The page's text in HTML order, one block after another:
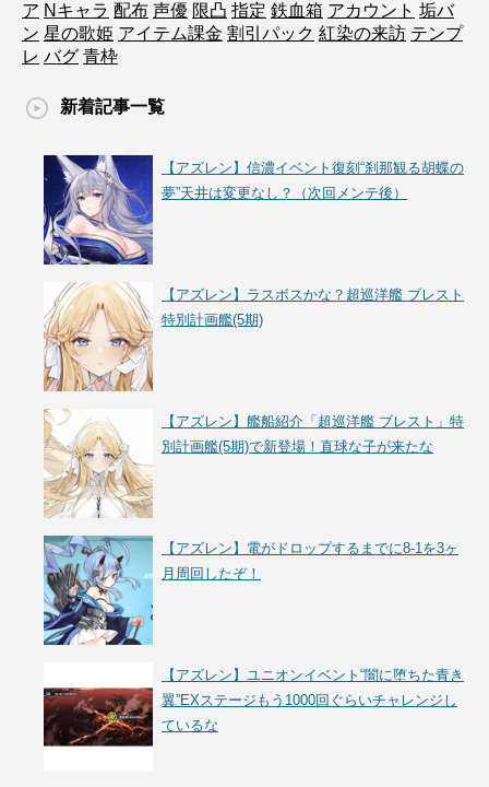
ア Nキャラ 配布 声優 限凸 指定 鉄血箱 アカウント 垢バ
ン 星の歌姫 アイテム課金 割引パック 紅染の来訪 テンプ
レ バグ 青枠
新着記事一覧
【アズレン】信濃イベント復刻“刹那観る胡蝶の
夢”天井は変更なし？（次回メンテ後）
【アズレン】ラスボスかな？超巡洋艦 ブレスト
特別計画艦(5期)
【アズレン】艦船紹介「超巡洋艦 ブレスト」特
別計画艦(5期)で新登場！直球な子が来たな
【アズレン】電がドロップするまでに8-1を3ヶ
月周回したぞ！
【アズレン】ユニオンイベント“闇に堕ちた青き
翼”EXステージもう1000回ぐらいチャレンジし
ているな